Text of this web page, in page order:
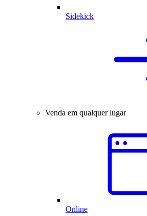
Sidekick
Venda em qualquer lugar
Online